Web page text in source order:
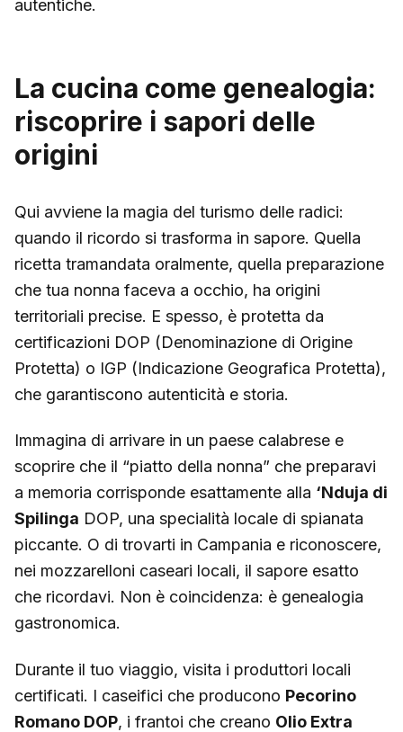
autentiche.
La cucina come genealogia:
riscoprire i sapori delle
origini
Qui avviene la magia del turismo delle radici:
quando il ricordo si trasforma in sapore. Quella
ricetta tramandata oralmente, quella preparazione
che tua nonna faceva a occhio, ha origini
territoriali precise. E spesso, è protetta da
certificazioni DOP (Denominazione di Origine
Protetta) o IGP (Indicazione Geografica Protetta),
che garantiscono autenticità e storia.
Immagina di arrivare in un paese calabrese e
scoprire che il “piatto della nonna” che preparavi
a memoria corrisponde esattamente alla ‘Nduja di
Spilinga DOP, una specialità locale di spianata
piccante. O di trovarti in Campania e riconoscere,
nei mozzarelloni caseari locali, il sapore esatto
che ricordavi. Non è coincidenza: è genealogia
gastronomica.
Durante il tuo viaggio, visita i produttori locali
certificati. I caseifici che producono Pecorino
Romano DOP, i frantoi che creano Olio Extra